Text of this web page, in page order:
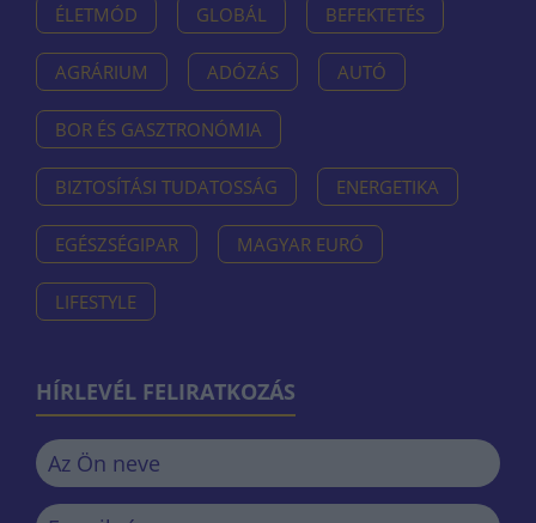
ÉLETMÓD GLOBÁL BEFEKTETÉS
AGRÁRIUM ADÓZÁS AUTÓ
BOR ÉS GASZTRONÓMIA
BIZTOSÍTÁSI TUDATOSSÁG ENERGETIKA
EGÉSZSÉGIPAR MAGYAR EURÓ
LIFESTYLE
HÍRLEVÉL FELIRATKOZÁS